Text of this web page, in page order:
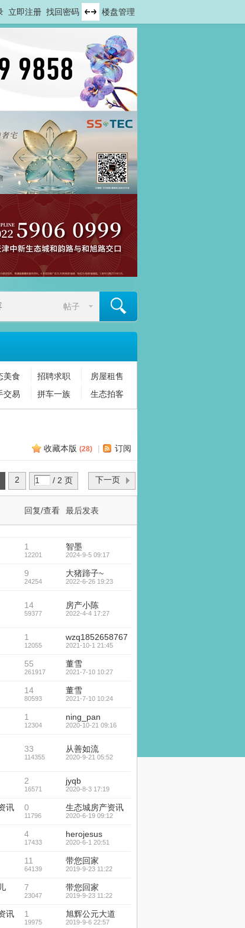
立即注册 找回密码 楼盘管理
帖子
搜索
美食 招聘求职
房屋租售
交易
拼车一族 生态拍客
收藏本版 (28) | 订阅
2 / 2 页 下一页
回复/查看 最后发表
1
12201
智墨
2024-9-5 09:17
9
24254
大猪蹄子~
2022-6-26 19:23
14
59377
房产小陈
2022-4-4 17:27
1
12055
wzq1852658767
2021-10-1 21:45
55
261917
董雪
2021-7-10 10:27
14
80593
董雪
2021-7-10 10:24
1
12304
ning_pan
2020-10-21 09:16
33
114355
从善如流
2020-9-21 05:52
2
16571
jyqb
2020-8-3 17:19
讯 0
11796
生态城房产资讯
2020-6-19 09:12
4
17433
herojesus
2020-6-1 20:51
11
64139
带您回家
2019-9-23 11:22
7
23047
带您回家
2019-9-23 11:22
讯 1
19975
旭辉公元大道
2019-9-6 22:57